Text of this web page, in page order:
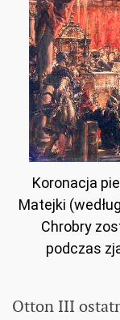
Koronacja
Matejki
Chrobry
podczas
Otton III